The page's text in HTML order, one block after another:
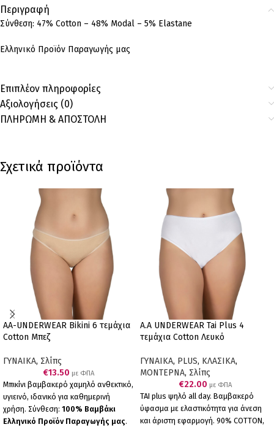
Περιγραφή
Σύνθεση: 47% Cotton – 48% Modal – 5% Elastane
Ελληνικό Προϊόν Παραγωγής μας
Επιπλέον πληροφορίες
Αξιολογήσεις (0)
ΠΛΗΡΩΜΗ & ΑΠΟΣΤΟΛΗ
Σχετικά προϊόντα
AA-UNDERWEAR Bikini 6 τεμάχια
Cotton Μπεζ
ΓΥΝΑΙΚΑ, Σλίπς
€13.50 με ΦΠΑ
Μπικίνι βαμβακερό χαμηλό ανθεκτικό,
υγιεινό, ιδανικό για καθημερινή
χρήση. Σύνθεση: 100% Βαμβάκι
Ελληνικό Προϊόν Παραγωγής μας.
A.A UNDERWEAR Tai Plus 4
τεμάχια Cotton Λευκό
ΓΥΝΑΙΚΑ, PLUS, ΚΛΑΣΙΚΑ,
ΜΟΝΤΕΡΝΑ, Σλίπς
€22.00 με ΦΠΑ
ΤΑΙ plus ψηλό all day. Βαμβακερό
ύφασμα με ελαστικότητα για άνεση
και άριστη εφαρμογή. 90% COTTON,